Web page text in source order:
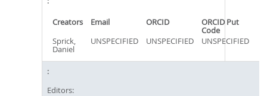
Creators Email ORCID ORCID Put
Code
Sprick,
Daniel
UNSPECIFIED UNSPECIFIED UNSPECIFIED
Editors: